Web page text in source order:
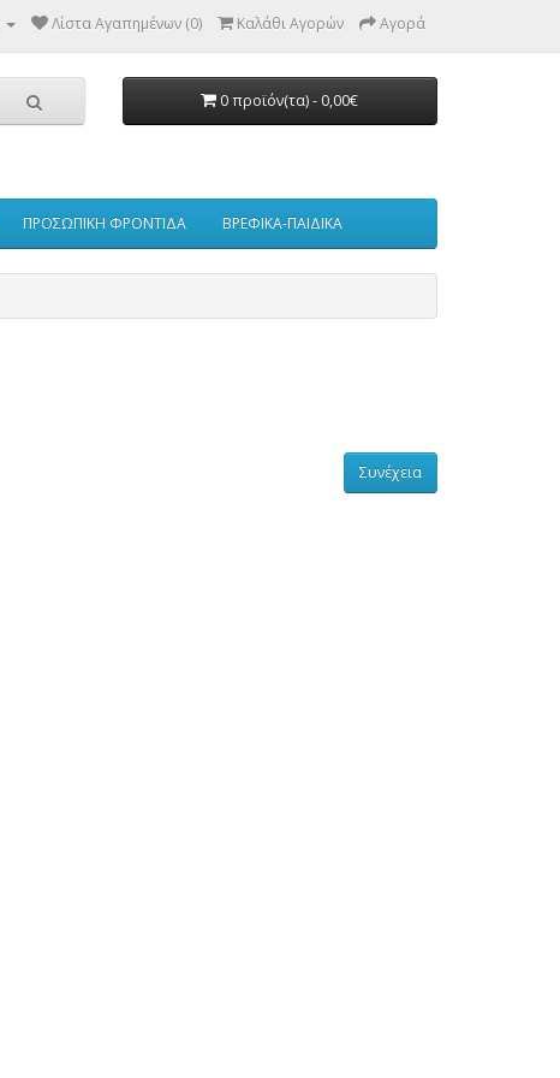
Λίστα Αγαπημένων (0) Καλάθι Αγορών Αγορά
0 προϊόν(τα) - 0,00€
ΠΡΟΣΩΠΙΚΗ ΦΡΟΝΤΙΔΑ ΒΡΕΦΙΚΑ-ΠΑΙΔΙΚΑ
Συνέχεια